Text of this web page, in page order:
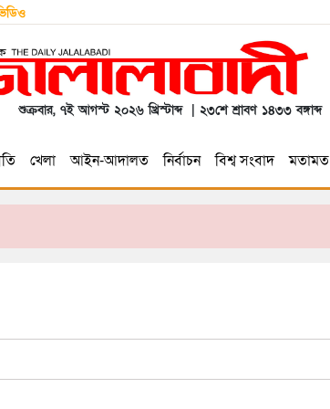
শুক্রবার, ৭ই আগস্ট ২০২৬ খ্রিস্টাব্দ | ২৩শে শ্রাবণ ১৪৩৩ বঙ্গাব্দ
খেলা আইন-আদালত নির্বাচন বিশ্ব সংবাদ মতামত